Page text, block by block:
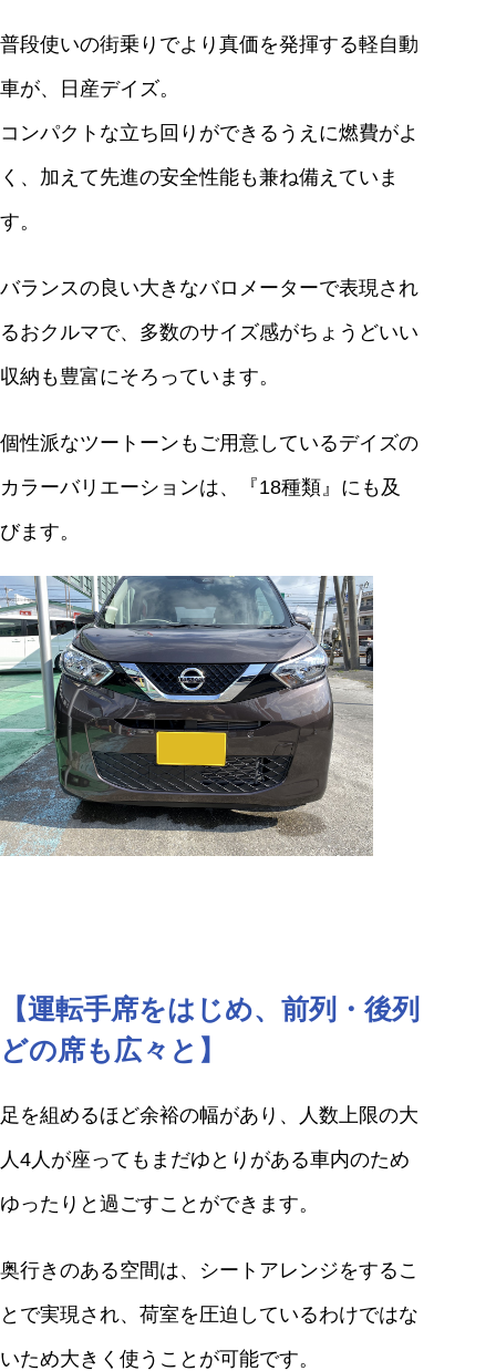
普段使いの街乗りでより真価を発揮する軽自動
車が、日産デイズ。
コンパクトな立ち回りができるうえに燃費がよ
く、加えて先進の安全性能も兼ね備えていま
す。
バランスの良い大きなバロメーターで表現され
るおクルマで、多数のサイズ感がちょうどいい
収納も豊富にそろっています。
個性派なツートーンもご用意しているデイズの
カラーバリエーションは、『18種類』にも及
びます。
【運転手席をはじめ、前列・後列
どの席も広々と】
足を組めるほど余裕の幅があり、人数上限の大
人4人が座ってもまだゆとりがある車内のため
ゆったりと過ごすことができます。
奥行きのある空間は、シートアレンジをするこ
とで実現され、荷室を圧迫しているわけではな
いため大きく使うことが可能です。